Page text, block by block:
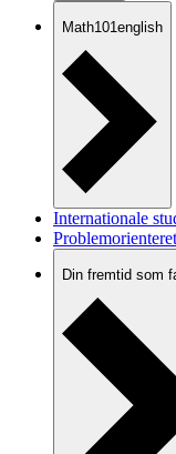
Math101english
Internationale
Din fremtid som